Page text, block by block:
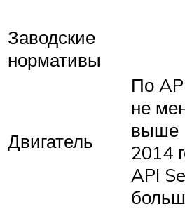
Заводские
нормативы
Двигатель
По
не
выше
2014
API